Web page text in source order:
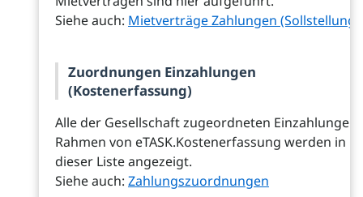
Siehe auch: Mietverträge Zahlungen (Sollstellung)
Zuordnungen Einzahlungen
(Kostenerfassung)
Alle der Gesellschaft zugeordneten Einzahlungen
Rahmen von eTASK.Kostenerfassung werden in
dieser Liste angezeigt.
Siehe auch: Zahlungszuordnungen